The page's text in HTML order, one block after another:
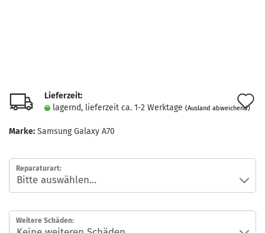
Lieferzeit:
lagernd, lieferzeit ca. 1-2 Werktage (Ausland abweichend)
Marke: Samsung Galaxy A70
Reparaturart:
Weitere Schäden: